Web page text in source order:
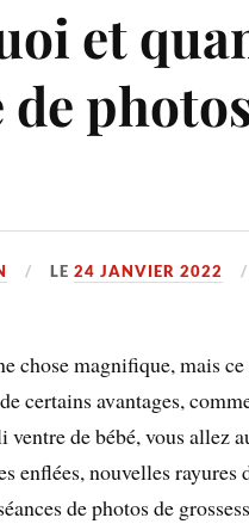
et
de
LE24 JANVIER 2022
chose magnifique, mais
certains avantages,
de bébé, vous allez
enflées, nouvelles rayures
de photos de